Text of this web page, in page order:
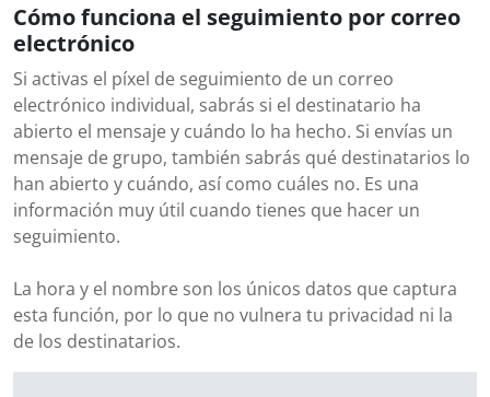
Cómo funciona el seguimiento por correo
electrónico
Si activas el píxel de seguimiento de un correo
electrónico individual, sabrás si el destinatario ha
abierto el mensaje y cuándo lo ha hecho. Si envías un
mensaje de grupo, también sabrás qué destinatarios lo
han abierto y cuándo, así como cuáles no. Es una
información muy útil cuando tienes que hacer un
seguimiento.
La hora y el nombre son los únicos datos que captura
esta función, por lo que no vulnera tu privacidad ni la
de los destinatarios.